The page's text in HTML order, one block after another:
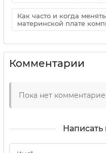
Как часто и когда
материнской плате
Комментарии
Пока нет